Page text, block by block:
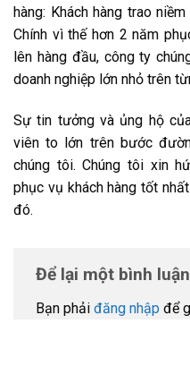
hàng: Khách hàng trao
Chính vì thế hơn 2 năm
lên hàng đầu, công ty
doanh nghiệp lớn nhỏ trên
Sự tin tưởng và ủng hộ
viên to lớn trên bước
chúng tôi. Chúng tôi xin
phục vụ khách hàng tốt
đó.
Để lại một bình luận
Bạn phải đăng nhập để